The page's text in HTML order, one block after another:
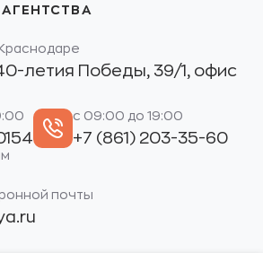
летия Победы, 39/1, офис
с 09:00 до 19:00
+7 (861) 203-35-60
почты